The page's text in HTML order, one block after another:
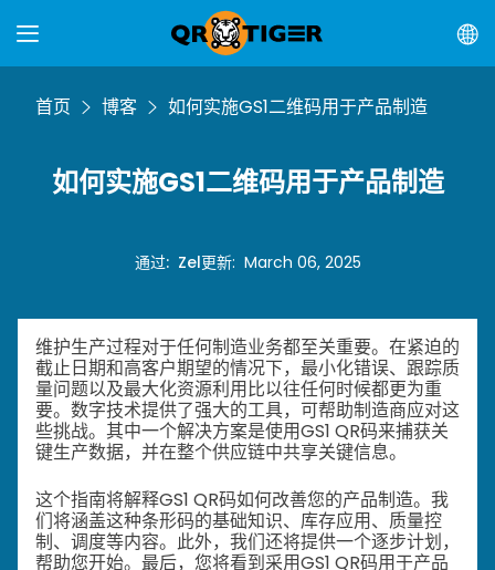
首页 博客 如何实施GS1二维码用于产品制造
如何实施GS1二维码用于产品制造
通过: Zel更新: March 06, 2025
维护生产过程对于任何制造业务都至关重要。在紧迫的
截止日期和高客户期望的情况下，最小化错误、跟踪质
量问题以及最大化资源利用比以往任何时候都更为重
要。数字技术提供了强大的工具，可帮助制造商应对这
些挑战。其中一个解决方案是使用GS1 QR码来捕获关
键生产数据，并在整个供应链中共享关键信息。
这个指南将解释GS1 QR码如何改善您的产品制造。我
们将涵盖这种条形码的基础知识、库存应用、质量控
制、调度等内容。此外，我们还将提供一个逐步计划，
帮助您开始。最后，您将看到采用GS1 QR码用于产品